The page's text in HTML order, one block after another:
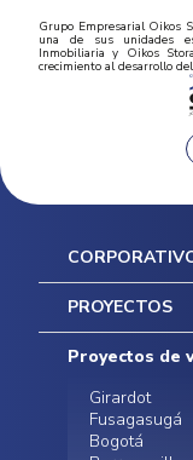
Grupo Empresarial Oikos
una de sus unidades
Inmobiliaria y Oikos
crecimiento al desarrollo
Inicio
Mapa del sitio
Postventas
Contratación
Noticias
PROYECTOS
Proyectos de
Girardot
Fusagasugá
Bogotá